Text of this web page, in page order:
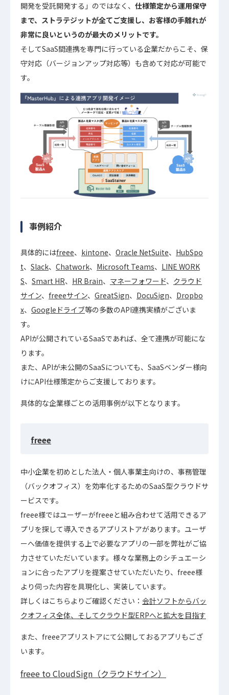
開発を受託開発する」のではなく、 仕様策定から運用保守
まで、ストラテジットが全てご支援し、お客様の手離れが
非常に良いというのが最大のメリットです。
そしてSaaS間連携を専門に行っている企業だからこそ、保
守対応（バージョンアップ対応等）も含めて対応が可能で
す。
事例紹介
具体的にはfreee、 kintone、 Oracle NetSuite、 HubSpo
t、 Slack、 Chatwork、 Microsoft Teams、 LINE WORK
S、 Smart HR、 HR Brain、 マネーフォワード、 クラウド
サイン、 freeeサイン、 GreatSign、 DocuSign、 Dropbo
x、 Googleドライブ等の多数のAPI連携実績がございま
す。
APIが公開されているSaaSであれば、全て連携が可能にな
ります。
また、APIが未公開のSaaSについても、SaaSベンダー様向
けにAPI仕様策定からご支援しております。
具体的な企業様ごとの活用事例が以下となります。
freee
中小企業を初めとした法人・個人事業主向けの、事務管理
（バックオフィス）を効率化するためのSaaS型クラウドサ
ービスです。
freee様ではユーザーがfreeeと組み合わせて活用できるア
プリを探して導入できるアプリストアがあります。ユーザ
ーへ価値を提供する上で必要なアプリの一部を弊社がご協
力させていただいています。様々な業務上のシチュエーシ
ョンに合ったアプリを提案させていただいたり、freee様
より伺った内容を具現化し、実装しています。
詳しくはこちらよりご確認ください： 会計ソフトからバッ
クオフィス全体、そしてクラウド型ERPへと拡大を目指す
また、freeeアプリストアにて公開しておるアプリもござ
います。
freee to CloudSign（クラウドサイン）